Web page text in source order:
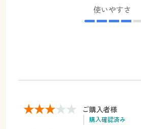
使いやすさ
ご購入者様
購入確認済み